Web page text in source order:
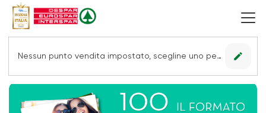
Nessun punto vendita impostato, scegline uno per vedere le offerte. edit